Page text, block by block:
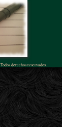
Todos derechos reservados.